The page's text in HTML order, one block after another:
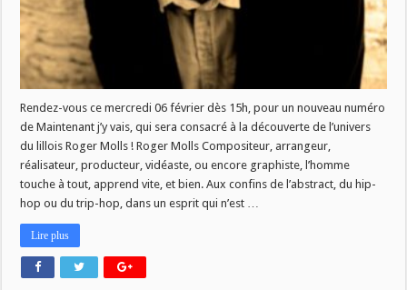
Rendez-vous ce mercredi 06 février dès 15h, pour un nouveau numéro
de Maintenant j’y vais, qui sera consacré à la découverte de l’univers
du lillois Roger Molls ! Roger Molls Compositeur, arrangeur,
réalisateur, producteur, vidéaste, ou encore graphiste, l’homme
touche à tout, apprend vite, et bien. Aux confins de l’abstract, du hip-
hop ou du trip-hop, dans un esprit qui n’est …
Lire plus